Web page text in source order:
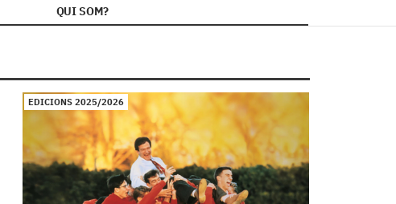
QUI SOM?
EDICIONS 2025/2026